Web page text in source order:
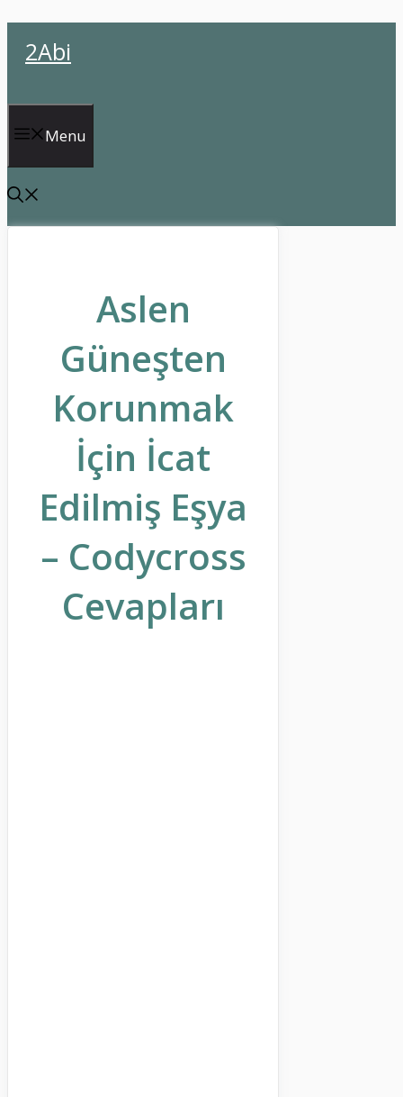
atla2Abi
Menu
Aslen
Güneşten
Korunmak
İçin İcat
Edilmiş Eşya
– Codycross
Cevapları